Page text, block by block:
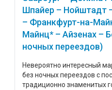
Шпайер – Нойштадт
– Франкфурт-на-
Майнц* – Айзенах –
ночных переездов)
Невероятно интересный
без ночных переездов с
традиционно знаменитых